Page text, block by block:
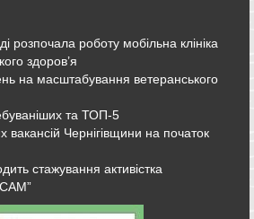
розпочала роботу мобільна клініка
здоров’я
на масштабування ветеранського
та ТОП-5
вакансій Чернігівщини на початок
стажування активістка